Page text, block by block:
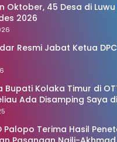
Oktober, 45 Desa di
2026
Resmi Jabat Ketua
Bupati Kolaka Timur di
Ada Disamping Saya
Palopo Terima Hasil